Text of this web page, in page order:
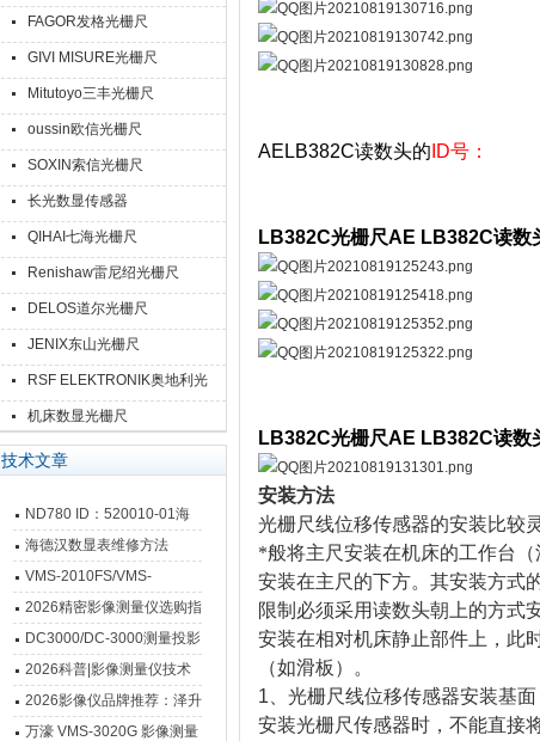
FAGOR发格光栅尺
GIVI MISURE光栅尺
Mitutoyo三丰光栅尺
oussin欧信光栅尺
SOXIN索信光栅尺
长光数显传感器
QIHAI七海光栅尺
Renishaw雷尼绍光栅尺
DELOS道尔光栅尺
JENIX东山光栅尺
RSF ELEKTRONIK奥地利光
栅尺
机床数显光栅尺
技术文章
ND780 ID：520010-01海
德汉数显表故障维修内容
海德汉数显表维修方法
VMS-2010FS/VMS-
3020FS/VMS-4030FS手动
影像测量仪技术参数
2026精密影像测量仪选购指
南 靠谱品牌一站式选型推荐
DC3000/DC-3000测量投影
仪万濠数据处理器数显表故
障维修方法
2026科普|影像测量仪技术
原理、分类及选型应用
2026影像仪品牌推荐：泽升
影像测量仪选型指南
万濠 VMS-3020G 影像测量
AELB382C读数头的 ID号：
LB382C光栅尺AE LB382C读数
LB382C光栅尺AE LB382C读数
安装方法
光栅尺线位移传感器的安装比较
*般将主尺安装在机床的工作台
安装在主尺的下方。其安装方式
限制必须采用读数头朝上的方式
安装在相对机床静止部件上，此
（如滑板）。
1 、光栅尺线位移传感器安装基面
安装光栅尺传感器时，不能直接